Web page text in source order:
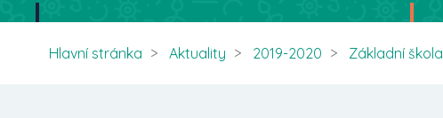
Hlavní stránka Aktuality 2019-2020 Základní škola